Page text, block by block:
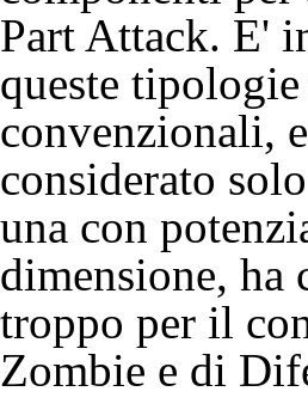
Part Attack. E'
queste
convenzionali,
considerato
una con
dimensione, ha
troppo per il
Zombie e di